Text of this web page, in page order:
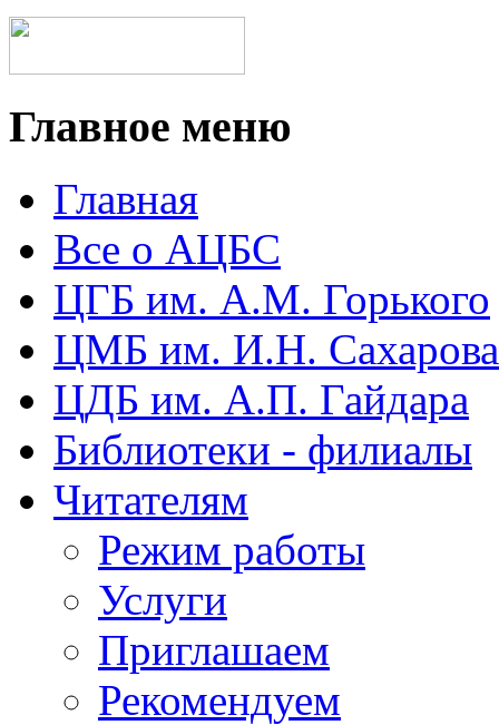
Главное меню
Главная
Все о АЦБС
ЦГБ им. А.М. Горького
ЦМБ им. И.Н. Сахарова
ЦДБ им. А.П. Гайдара
Библиотеки - филиалы
Читателям
Режим работы
Услуги
Приглашаем
Рекомендуем